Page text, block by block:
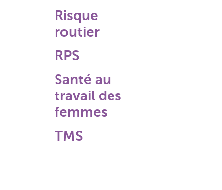
Risque
routier
RPS
Santé au
travail des
femmes
TMS